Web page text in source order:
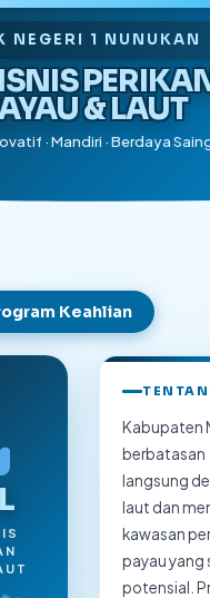
NEGERI 1 NUNUKAN
& LAUT
· Mandiri · Berdaya
Keahlian
Kabupaten
berbatasan
langsung
laut dan
kawasan
payau yang
potensial.